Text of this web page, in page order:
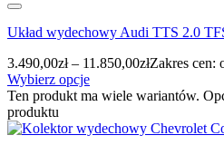
Układ wydechowy Audi TTS 2.0
3.490,00zł – 11.850,00złZakres cen:
Wybierz opcje
Ten produkt ma wiele wariantów.
produktu